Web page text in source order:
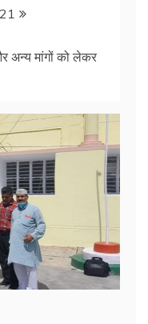
अन्य मांगों को लेकर